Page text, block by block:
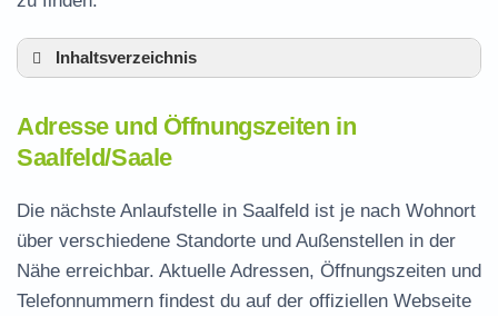
Inhaltsverzeichnis
Leistungen der Arbeitsvermittlung in Saalfeld
Jobcenter Saalfeld-Rudolstadt – zuständige
Stelle
Stellenangebote und Jobbörse in Saalfeld
Adresse und Öffnungszeiten in
Saalfeld/Saale
Die nächste Anlaufstelle in Saalfeld ist je nach Wohnort
über verschiedene Standorte und Außenstellen in der
Nähe erreichbar. Aktuelle Adressen, Öffnungszeiten und
Telefonnummern findest du auf der offiziellen Webseite